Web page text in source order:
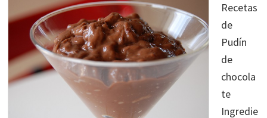
Recetas
de
Pudín
de
chocola
te
Ingredie